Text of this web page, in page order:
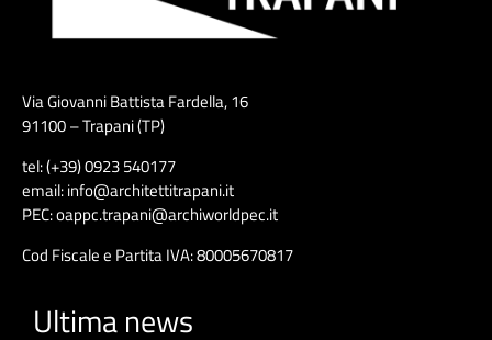
Via Giovanni Battista Fardella, 16
91100 – Trapani (TP)
tel: (+39) 0923 540177
email: info@architettitrapani.it
PEC: oappc.trapani@archiworldpec.it
Cod Fiscale e Partita IVA: 80005670817
Ultima news